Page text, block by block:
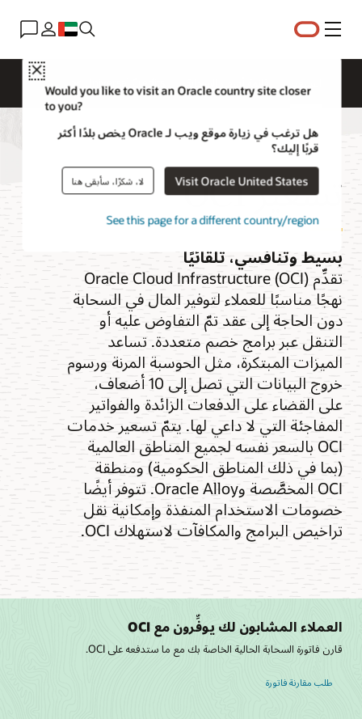
القائمة
Close
Would you like to visit an Oracle country site closer
to you?
هل ترغب في زيارة موقع ويب لـ Oracle يخص بلدًا أكثر
قربًا إليك؟
Visit Oracle United States لا، شكرًا، سأبقى هنا
See this page for a different country/region
تسعير OCI
بسيط وتنافسي، تلقائيًا
تقدِّم Oracle Cloud Infrastructure (OCI)
نهجًا مناسبًا للعملاء لتوفير المال في السحابة
دون الحاجة إلى عقد تمّ التفاوض عليه أو
التنقل عبر برامج خصم متعددة. تساعد
الميزات المبتكرة، مثل الحوسبة المرنة ورسوم
خروج البيانات التي تصل إلى 10 أضعاف،
على القضاء على الدفعات الزائدة والفواتير
المفاجئة التي لا داعي لها. يتمّ تسعير خدمات
OCI بالسعر نفسه لجميع المناطق العالمية
(بما في ذلك المناطق الحكومية) ومنطقة
OCI المخصَّصة وOracle Alloy. تتوفر أيضًا
خصومات الاستخدام المنفذة وإمكانية نقل
تراخيص البرامج والمكافآت لاستهلاك OCI.
العملاء المشابون لك يوفِّرون مع OCI
قارن فاتورة السحابة الحالية الخاصة بك مع ما ستدفعه على OCI.
طلب مقارنة فاتورة